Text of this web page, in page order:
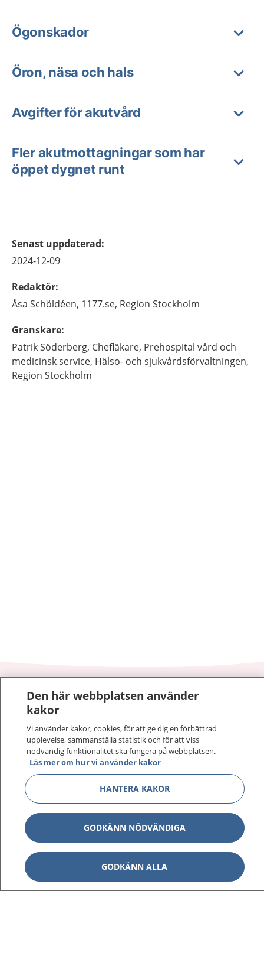
Ögonskador
Öron, näsa och hals
Avgifter för akutvård
Fler akutmottagningar som har
öppet dygnet runt
Senast uppdaterad:
2024-12-09
Redaktör:
Åsa Schöldéen, 1177.se, Region Stockholm
Granskare:
PatrikSöderberg, Chefläkare, Prehospital vård och
medicinsk service, Hälso- och sjukvårdsförvaltningen,
Region Stockholm
1177–tryggt om din hälsa och vård
sjukdomar och vilka mottagningar du kan kontakta.
Logga in för att läsa din journal och göra dina
vårdärenden. Ring telefonnummer 1177 för
sjukvårdsrådgivning dygnet runt.
1177 ger dig råd när du vill må bättre.
1177 på flera språk Visa
Den här webbplatsen använder
kakor
Vi använder kakor, cookies, för att ge dig en förbättrad
upplevelse, sammanställa statistik och för att viss
nödvändig funktionalitet ska fungera på webbplatsen.
Läs mer om hur vi använder kakor
HANTERA KAKOR
GODKÄNN NÖDVÄNDIGA
GODKÄNN ALLA